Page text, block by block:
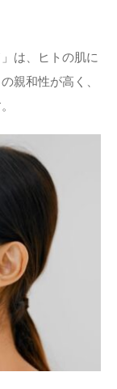
は、ヒトの肌に
親和性が高く、